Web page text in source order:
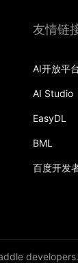
友情链
AI开放平
AI Studio
EasyDL
BML
百度开发
developers.